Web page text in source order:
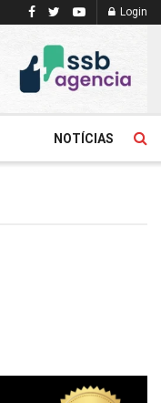
Login
NOTÍCIAS